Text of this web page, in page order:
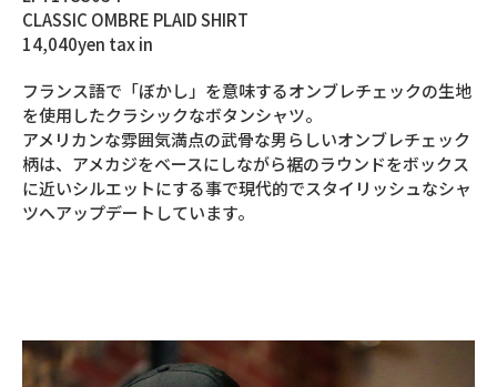
CLASSIC OMBRE PLAID SHIRT
14,040yen tax in
フランス語で「ぼかし」を意味するオンブレチェックの生地
を使用したクラシックなボタンシャツ。
アメリカンな雰囲気満点の武骨な男らしいオンブレチェック
柄は、アメカジをベースにしながら裾のラウンドをボックス
に近いシルエットにする事で現代的でスタイリッシュなシャ
ツへアップデートしています。